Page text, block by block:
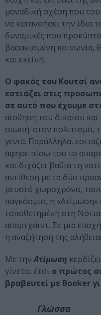
μοναδική σχέση που
να κατανοήσει την ίδια
δυναμικές που
βασανισμένη κοινωνία,
και εκείνη.
Ο φακός του Κουτσί
εστιάζει στις
σε αυτό που έχουμε
αίσθηση του δικαίου
σιωπή· στον πολιτισμό,
γενιά. Παράλληλα,
άφησε πίσω του το
και διχάζει βαθιά τη
αντίθεση με τα δύο
ρευστό χωροχρόνο,
παγκόσμιο, η «Ατίμωση»
τοποθετημένη στη
απαρτχάιντ. Σε μια
η αναζήτηση της
Με τηνΑτίμωση
γίνεται έτσι ο πρώτος
βραβευτεί με Booker
Γλώσσα